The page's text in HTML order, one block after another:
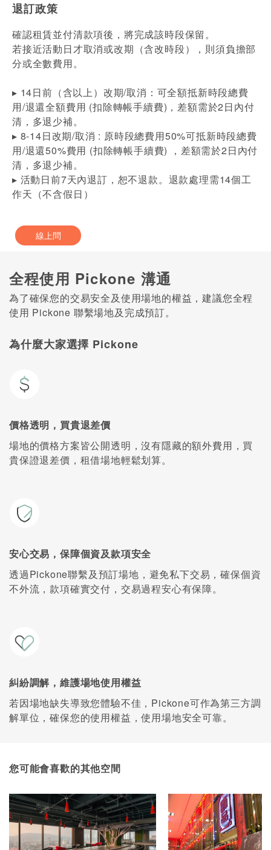
退訂政策
確認租賃並付清款項後，將完成該時段保留。
若接近活動日才取消或改期（含改時段），則須負擔部
分或全數費用。
▸ 14日前（含以上）改期/取消：可全額抵新時段總費
用/退還全額費用 (扣除轉帳手續費)，差額需於2日內付
清，多退少補。
▸ 8-14日改期/取消 : 原時段總費用50%可抵新時段總費
用/退還50%費用 (扣除轉帳手續費) ，差額需於2日內付
清，多退少補。
▸ 活動日前7天內退訂，恕不退款。退款處理需14個工
作天（不含假日）
線上問
全程使用 Pickone 溝通
為了確保您的交易安全及使用場地的權益，建議您全程
使用 Pickone 聯繫場地及完成預訂。
為什麼大家選擇 Pickone
價格透明，買貴退差價
場地的價格方案皆公開透明，沒有隱藏的額外費用，買
貴保證退差價，租借場地輕鬆划算。
安心交易，保障個資及款項安全
透過Pickone聯繫及預訂場地，避免私下交易，確保個資
不外流，款項確實交付，交易過程安心有保障。
糾紛調解，維護場地使用權益
若因場地缺失導致您體驗不佳，Pickone可作為第三方調
解單位，確保您的使用權益，使用場地安全可靠。
您可能會喜歡的其他空間